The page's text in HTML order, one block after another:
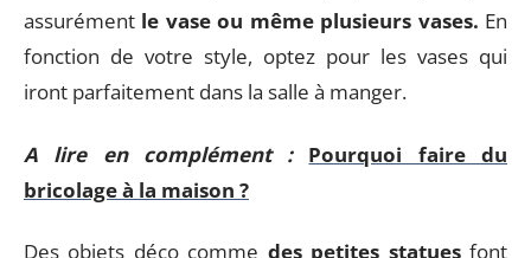
assurément le vase ou même plusieurs vases. En
fonction de votre style, optez pour les vases qui
iront parfaitement dans la salle à manger.
A lire en complément :
Pourquoi faire du
bricolage à la maison ?
Des objets déco comme des petites statuesfont